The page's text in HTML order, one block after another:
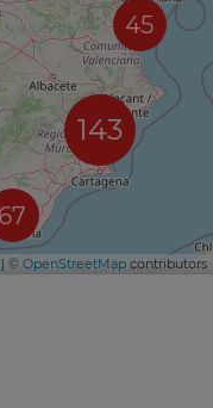
67
45
143
| © OpenStreetMap contributors